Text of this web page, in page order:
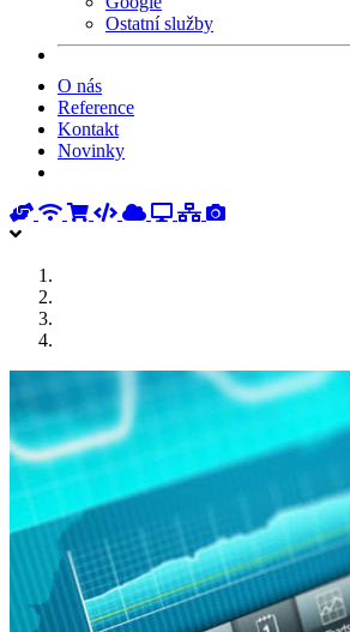
Ostatní služby
O nás
Reference
Kontakt
Novinky